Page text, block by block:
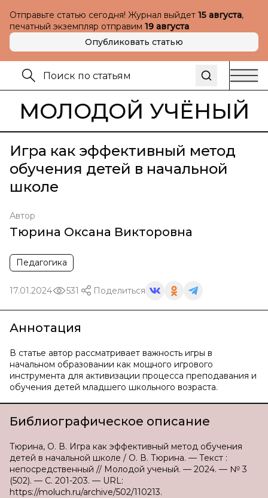
Отправьте статью сегодня! Журнал выйдет 15 августа,
печатный экземпляр отправим 19 августа
Опубликовать статью
МОЛОДОЙ УЧЁНЫЙ
Игра как эффективный метод
обучения детей в начальной
школе
Автор
Тюрина Оксана Викторовна
Педагогика
17.01.2024 531 Поделиться
Аннотация
В статье автор рассматривает важность игры в
начальном образовании как мощного игрового
инструмента для активизации процесса преподавания и
обучения детей младшего школьного возраста.
Библиографическое описание
Тюрина, О. В. Игра как эффективный метод обучения
детей в начальной школе / О. В. Тюрина. — Текст :
непосредственный // Молодой ученый. — 2024. — № 3
(502). — С. 201-203. — URL:
https://moluch.ru/archive/502/110213.